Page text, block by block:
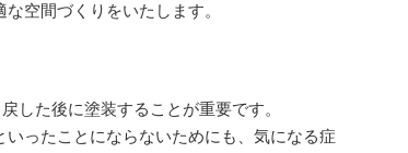
空間づくりをいたします。
した後に塗装することが重要です。
ったことにならないためにも、気になる症